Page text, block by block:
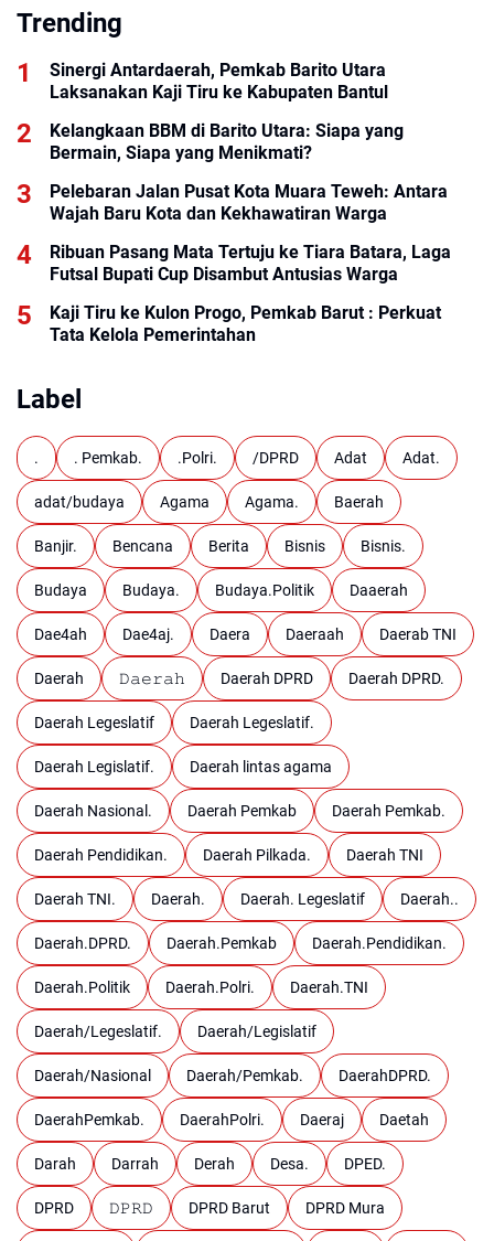
Trending
Sinergi Antardaerah, Pemkab Barito Utara
Laksanakan Kaji Tiru ke Kabupaten Bantul
Kelangkaan BBM di Barito Utara: Siapa yang
Bermain, Siapa yang Menikmati?
Pelebaran Jalan Pusat Kota Muara Teweh: Antara
Wajah Baru Kota dan Kekhawatiran Warga
Ribuan Pasang Mata Tertuju ke Tiara Batara, Laga
Futsal Bupati Cup Disambut Antusias Warga
Kaji Tiru ke Kulon Progo, Pemkab Barut : Perkuat
Tata Kelola Pemerintahan
Label
. . Pemkab. .Polri. /DPRD Adat Adat.
adat/budaya Agama Agama. Baerah
Banjir. Bencana Berita Bisnis Bisnis.
Budaya Budaya. Budaya.Politik Daaerah
Dae4ah Dae4aj. Daera Daeraah Daerab TNI
Daerah 𝙳𝚊𝚎𝚛𝚊𝚑 Daerah DPRD Daerah DPRD.
Daerah Legeslatif Daerah Legeslatif.
Daerah Legislatif. Daerah lintas agama
Daerah Nasional. Daerah Pemkab Daerah Pemkab.
Daerah Pendidikan. Daerah Pilkada. Daerah TNI
Daerah TNI. Daerah. Daerah. Legeslatif Daerah..
Daerah.DPRD. Daerah.Pemkab Daerah.Pendidikan.
Daerah.Politik Daerah.Polri. Daerah.TNI
Daerah/Legeslatif. Daerah/Legislatif
Daerah/Nasional Daerah/Pemkab. DaerahDPRD.
DaerahPemkab. DaerahPolri. Daeraj Daetah
Darah Darrah Derah Desa. DPED.
DPRD 𝙳𝙿𝚁𝙳 DPRD Barut DPRD Mura